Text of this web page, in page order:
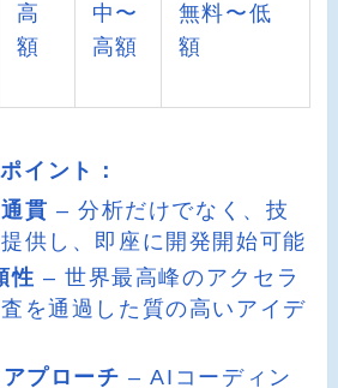
高
額
中〜
高額
無料〜低
額
イント：
貫 – 分析だけでなく、技
供し、即座に開発開始可能
性 – 世界最高峰のアクセラ
を通過した質の高いアイデ
プローチ – AIコーディン